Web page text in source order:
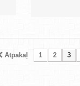
Atpakaļ 1 2 3